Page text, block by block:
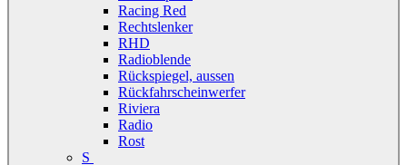
Racing Red
Rechtslenker
RHD
Radioblende
Rückspiegel, aussen
Rückfahrscheinwerfer
Riviera
Radio
Rost
S